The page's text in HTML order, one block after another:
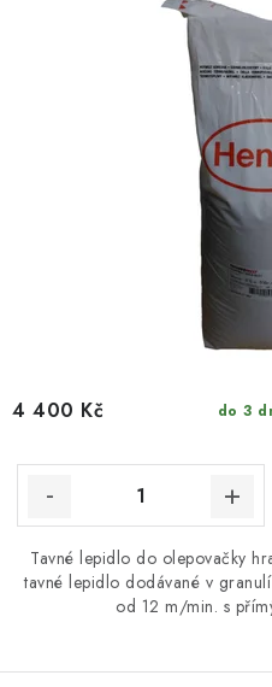
do 3
4 400 Kč
Tavné lepidlo do olepovačky
tavné lepidlo dodávané v
od 12 m/min. s